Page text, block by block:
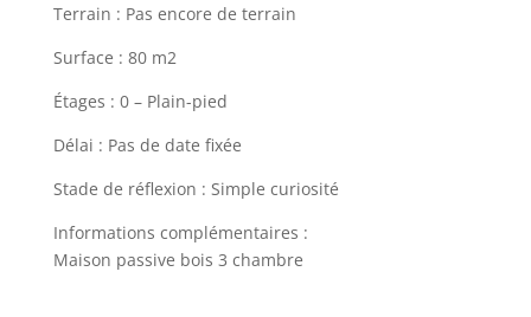
Terrain : Pas encore de terrain
Surface : 80 m2
Étages : 0 – Plain-pied
Délai : Pas de date fixée
Stade de réflexion : Simple curiosité
Informations complémentaires :
Maison passive bois 3 chambre